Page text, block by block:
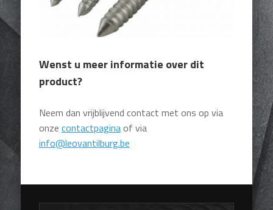
Wenst u meer informatie over dit
product?
Neem dan vrijblijvend contact met ons op via
onze contactpaginaof via
info@leovantilburg.be